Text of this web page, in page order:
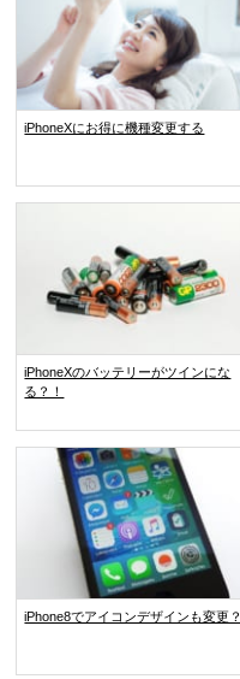
iPhoneXにお得に機種変更する
iPhoneXのバッテリーがツインにな
る？！
iPhone8でアイコンデザインも変更？